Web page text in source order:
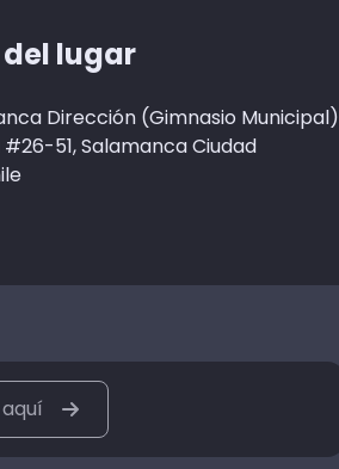
lugar
Dirección (Gimnasio Municipal)
51, Salamanca Ciudad